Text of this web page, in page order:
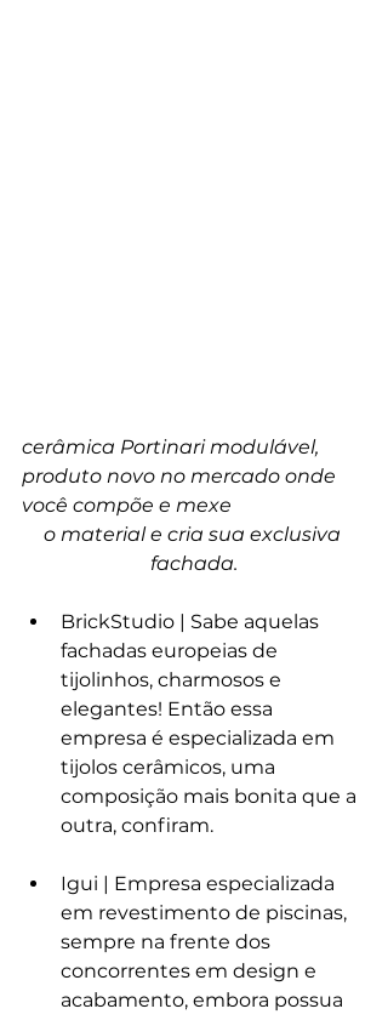
cerâmica Portinari modulável,
produto novo no mercado onde
você compõe e mexe
o material e cria sua exclusiva
fachada.
BrickStudio | Sabe aquelas
fachadas europeias de
tijolinhos, charmosos e
elegantes! Então essa
empresa é especializada em
tijolos cerâmicos, uma
composição mais bonita que a
outra, confiram.
Igui | Empresa especializada
em revestimento de piscinas,
sempre na frente dos
concorrentes em design e
acabamento, embora possua